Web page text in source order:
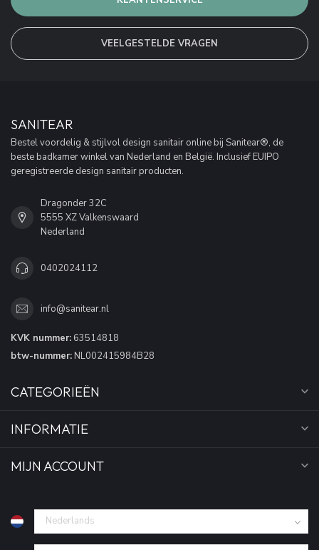
VEELGESTELDE VRAGEN
SANITEAR
Bestel voordelig & stijlvol design sanitair online bij Sanitear®, de
beste badkamer winkel van Nederland en België. Inclusief EUIPO
geregistreerde design sanitair producten.
Dragonder 32C
5555 XZ Valkenswaard
Nederland
0402024112
info@sanitear.nl
KVK nummer: 63514818
btw-nummer: NL002415984B28
CATEGORIEËN
INFORMATIE
MIJN ACCOUNT